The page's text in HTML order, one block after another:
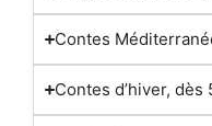
Contes
Contes d’hiver, dès